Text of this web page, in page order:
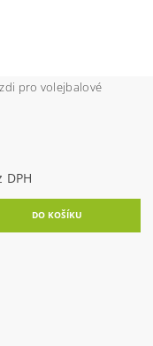
pro volejbalové
bez DPH